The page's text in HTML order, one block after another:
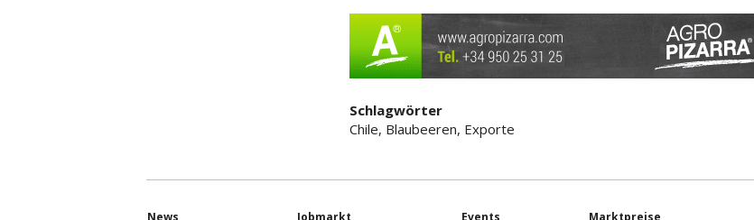
Schlagwörter
Chile, Blaubeeren, Exporte
News
Jobmarkt
Events
Marktpreise